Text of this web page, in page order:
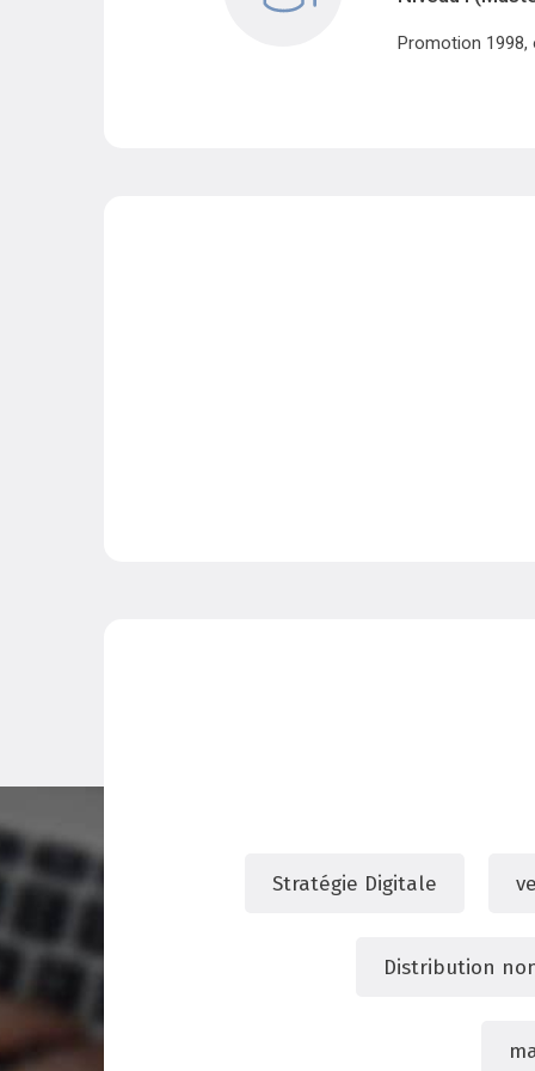
Promotion 1998,
Stratégie Digitale
Distribution